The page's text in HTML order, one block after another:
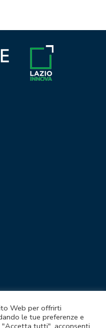
Web per offrirti
le tue preferenze e
"Accetta tutti", acconsenti